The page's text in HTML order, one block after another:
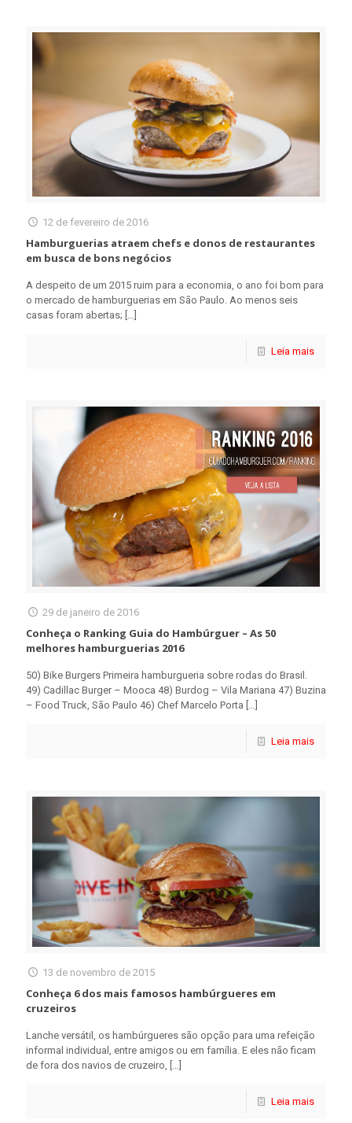
12 de fevereiro de 2016
Hamburguerias atraem chefs e donos de restaurantes
em busca de bons negócios
A despeito de um 2015 ruim para a economia, o ano foi bom para
o mercado de hamburguerias em São Paulo. Ao menos seis
casas foram abertas; […]
Leia mais
29 de janeiro de 2016
Conheça o Ranking Guia do Hambúrguer – As 50
melhores hamburguerias 2016
50) Bike Burgers Primeira hamburgueria sobre rodas do Brasil.
49) Cadillac Burger – Mooca 48) Burdog – Vila Mariana 47) Buzina
– Food Truck, São Paulo 46) Chef Marcelo Porta […]
Leia mais
13 de novembro de 2015
Conheça 6 dos mais famosos hambúrgueres em
cruzeiros
Lanche versátil, os hambúrgueres são opção para uma refeição
informal individual, entre amigos ou em família. E eles não ficam
de fora dos navios de cruzeiro, […]
Leia mais